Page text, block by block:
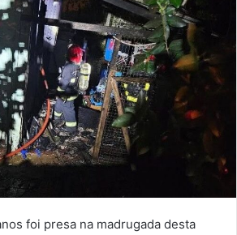
foi presa na madrugada desta